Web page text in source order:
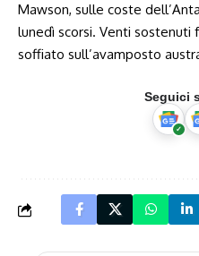
Mawson, sulle coste
lunedì scorsi. Venti sostenuti
soffiato sull’avamposto
Seguici